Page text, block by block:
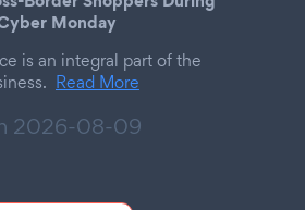
Monday
is an integral part of the
Read More
2026-08-09